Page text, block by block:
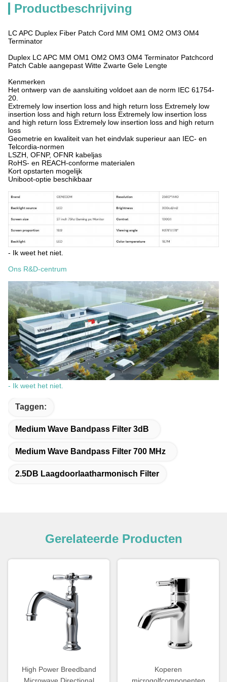
Productbeschrijving
LC APC Duplex Fiber Patch Cord MM OM1 OM2 OM3 OM4
Terminator
Duplex LC APC MM OM1 OM2 OM3 OM4 Terminator Patchcord
Patch Cable aangepast Witte Zwarte Gele Lengte
Kenmerken
Het ontwerp van de aansluiting voldoet aan de norm IEC 61754-
20.
Extremely low insertion loss and high return loss Extremely low
insertion loss and high return loss Extremely low insertion loss
and high return loss Extremely low insertion loss and high return
loss
Geometrie en kwaliteit van het eindvlak superieur aan IEC- en
Telcordia-normen
LSZH, OFNP, OFNR kabeljas
RoHS- en REACH-conforme materialen
Kort opstarten mogelijk
Uniboot-optie beschikbaar
- Ik weet het niet.
Ons R&D-centrum
- Ik weet het niet.
Taggen:
Medium Wave Bandpass Filter 3dB
Medium Wave Bandpass Filter 700 MHz
2.5DB Laagdoorlaatharmonisch Filter
Gerelateerde Producten
High Power Breedband
Microwave Directional
Koperen
microgolfcomponenten